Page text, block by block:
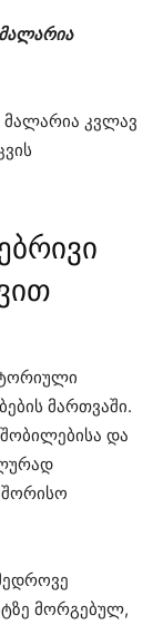
მალარია კვლავ
მართვაში.
და
მორგებულ,